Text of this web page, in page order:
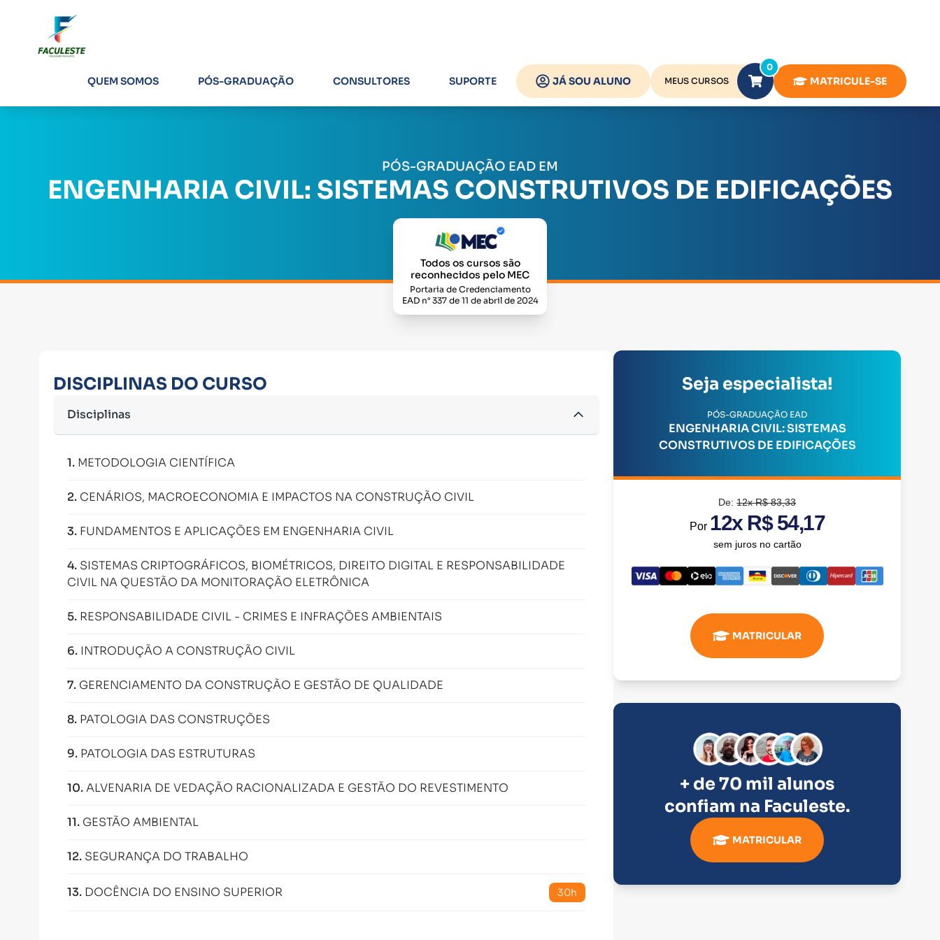
QUEM SOMOS PÓS-GRADUAÇÃO CONSULTORES SUPORTE JÁ SOU ALUNO MEUS CURSOS
0
MATRICULE-SE
PÓS-GRADUAÇÃO EAD EM
ENGENHARIA CIVIL: SISTEMAS CONSTRUTIVOS DE EDIFICAÇÕES
Todos os cursos são
reconhecidos pelo MEC
Portaria de Credenciamento
EAD n° 337 de 11 de abril de 2024
DISCIPLINAS DO CURSO
Disciplinas
1. METODOLOGIA CIENTÍFICA
2. CENÁRIOS, MACROECONOMIA E IMPACTOS NA CONSTRUÇÃO CIVIL
3. FUNDAMENTOS E APLICAÇÕES EM ENGENHARIA CIVIL
4. SISTEMAS CRIPTOGRÁFICOS, BIOMÉTRICOS, DIREITO DIGITAL E RESPONSABILIDADE
CIVIL NA QUESTÃO DA MONITORAÇÃO ELETRÔNICA
5. RESPONSABILIDADE CIVIL - CRIMES E INFRAÇÕES AMBIENTAIS
6. INTRODUÇÃO A CONSTRUÇÃO CIVIL
7. GERENCIAMENTO DA CONSTRUÇÃO E GESTÃO DE QUALIDADE
8. PATOLOGIA DAS CONSTRUÇÕES
9. PATOLOGIA DAS ESTRUTURAS
10.ALVENARIA DE VEDAÇÃO RACIONALIZADA E GESTÃO DO REVESTIMENTO
11. GESTÃO AMBIENTAL
12. SEGURANÇA DO TRABALHO
13. DOCÊNCIA DO ENSINO SUPERIOR 30h
Seja especialista!
PÓS-GRADUAÇÃO EAD
ENGENHARIA CIVIL: SISTEMAS
CONSTRUTIVOS DE EDIFICAÇÕES
De:12x R$ 83,33
Por 12x R$ 54,17
sem juros no cartão
MATRICULAR
+ de 70 mil alunos
confiam na Faculeste.
MATRICULAR